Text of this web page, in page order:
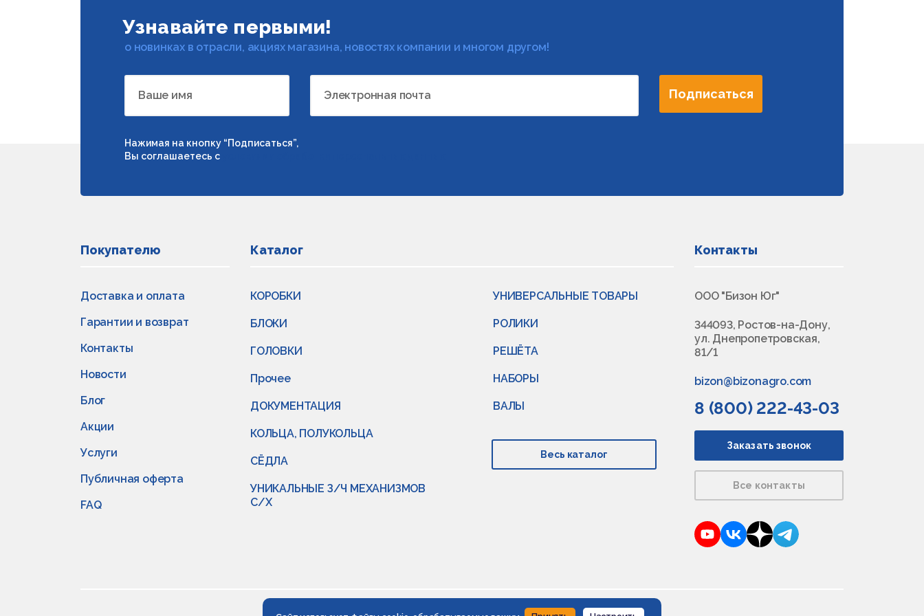
Узнавайте первыми!
о новинках в отрасли, акциях магазина, новостях компании и многом другом!
Ваше имя Электронная почта Подписаться
Нажимая на кнопку “Подписаться”,
Вы соглашаетесь с
Покупателю
Доставка и оплата
Гарантии и возврат
Контакты
Новости
Блог
Акции
Услуги
Публичная оферта
FAQ
Каталог
КОРОБКИ
БЛОКИ
ГОЛОВКИ
Прочее
ДОКУМЕНТАЦИЯ
КОЛЬЦА, ПОЛУКОЛЬЦА
СЁДЛА
УНИКАЛЬНЫЕ З/Ч МЕХАНИЗМОВ
С/Х
УНИВЕРСАЛЬНЫЕ ТОВАРЫ
РОЛИКИ
РЕШЁТА
НАБОРЫ
ВАЛЫ
Весь каталог
Контакты
ООО "Бизон Юг"
344093, Ростов-на-Дону,
ул. Днепропетровская,
81/1
bizon@bizonagro.com
8 (800) 222-43-03
Заказать звонок
Все контакты
YouTubeVKontakte
DzenTelegram